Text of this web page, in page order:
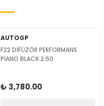
AUTOGP
F22 DİFÜZÖR PERFORMANS
PİANO BLACK 2.50
₺ 3,780.00